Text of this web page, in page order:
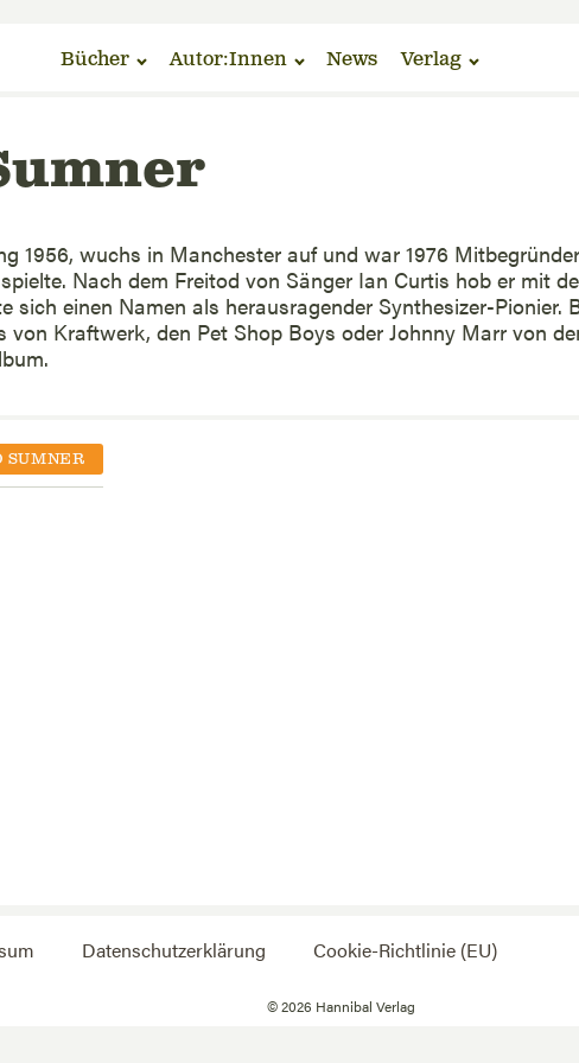
Bücher Autor:Innen News Verlag
1956, wuchs in Manchester auf und war 1976
Nach dem Freitod von Sänger Ian Curtis hob er mit
sich einen Namen als herausragender Synthesizer-Pionier.
von Kraftwerk, den Pet Shop Boys oder Johnny Marr von
SUMNER
Datenschutzerklärung Cookie-Richtlinie (EU)
©2026 Hannibal Verlag